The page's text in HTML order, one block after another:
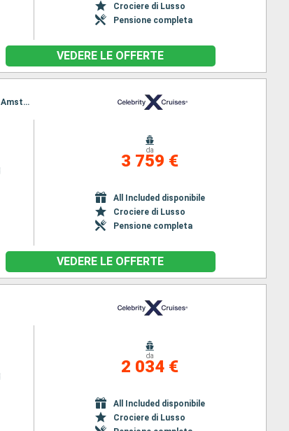
Crociere di Lusso
Pensione completa
VEDERE LE OFFERTE
Itinerario : Amsterdam, Cork, Dun Laoghaire, Liverpool, Belfast, Greenock, Lerwick, Inverness, Kirkwall, Amsterdam
da
3 759 €
All Included disponibile
Crociere di Lusso
Pensione completa
VEDERE LE OFFERTE
da
2 034 €
All Included disponibile
Crociere di Lusso